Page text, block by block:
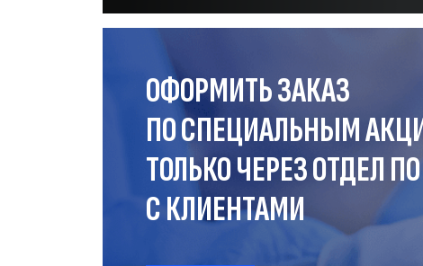
ОФОРМИТЬ ЗАКАЗ
ПО СПЕЦИАЛЬНЫМ
ТОЛЬКО ЧЕРЕЗ ОТДЕЛ
С КЛИЕНТАМИ